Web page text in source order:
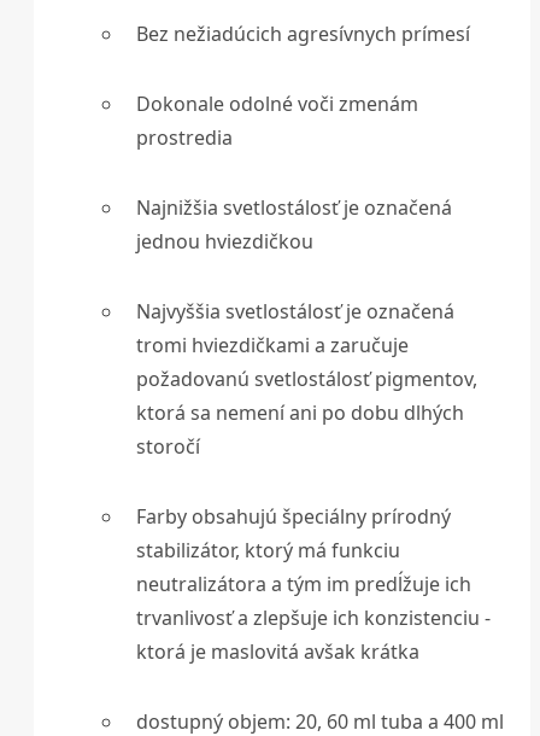
Bez nežiadúcich agresívnych prímesí
Dokonale odolné voči zmenám
prostredia
Najnižšia svetlostálosť je označená
jednou hviezdičkou
Najvyššia svetlostálosť je označená
tromi hviezdičkami a zaručuje
požadovanú svetlostálosť pigmentov,
ktorá sa nemení ani po dobu dlhých
storočí
Farby obsahujú špeciálny prírodný
stabilizátor, ktorý má funkciu
neutralizátora a tým im predĺžuje ich
trvanlivosť a zlepšuje ich konzistenciu -
ktorá je maslovitá avšak krátka
dostupný objem: 20, 60 ml tuba a 400 ml